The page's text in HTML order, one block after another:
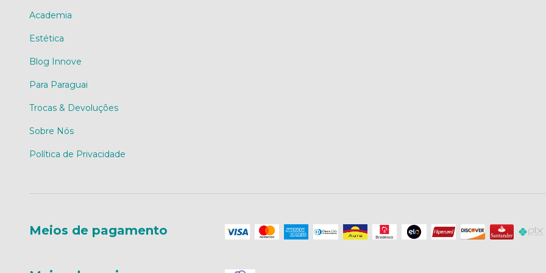
Academia
Estética
Blog Innove
Para Paraguai
Trocas & Devoluções
Sobre Nós
Política de Privacidade
Meios de pagamento